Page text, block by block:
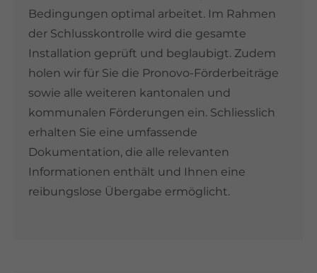
Bedingungen optimal arbeitet. Im Rahmen
der Schlusskontrolle wird die gesamte
Installation geprüft und beglaubigt. Zudem
holen wir für Sie die Pronovo-Förderbeiträge
sowie alle weiteren kantonalen und
kommunalen Förderungen ein. Schliesslich
erhalten Sie eine umfassende
Dokumentation, die alle relevanten
Informationen enthält und Ihnen eine
reibungslose Übergabe ermöglicht.